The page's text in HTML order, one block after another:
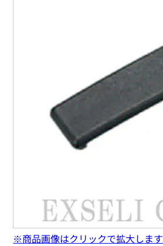
※商品画像はクリックで拡大します